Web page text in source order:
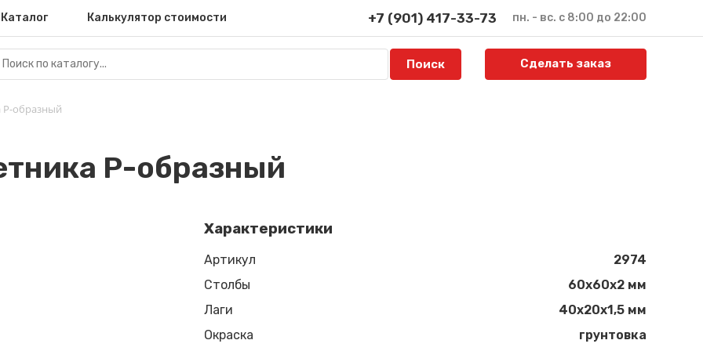
Каталог Калькулятор стоимости +7 (901) 417-33-73 пн. - вс. с 8:00 до 22:00
Сделать заказ
Р-образный
Р-образный
Характеристики
Артикул
2974
Столбы
60х60х2 мм
Лаги
40х20х1,5 мм
Окраска
грунтовка